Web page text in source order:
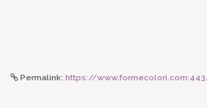
Permalink: https://www.formecolori.com:443/it_it/shop/meri_meri_party/piatti/